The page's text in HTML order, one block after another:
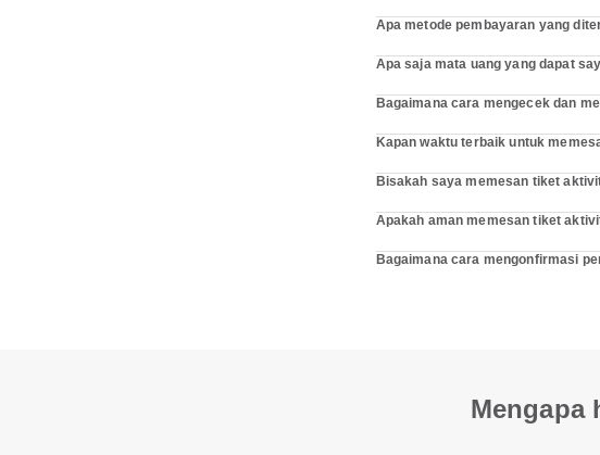
Apa metode pembayaran yang
Apa saja mata uang yang dapat
Bagaimana cara mengecek dan
Kapan waktu terbaik untuk
Bisakah saya memesan tiket
Apakah aman memesan tiket
Bagaimana cara mengonfirmasi
Mengapa